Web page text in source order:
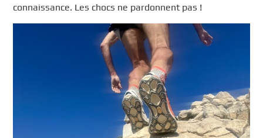
connaissance. Les chocs ne pardonnent pas !